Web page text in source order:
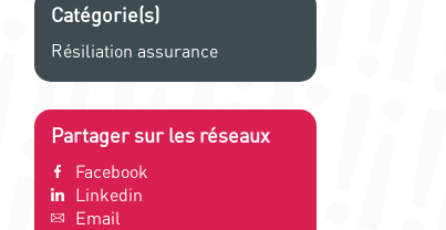
Catégorie(s)
Résiliation assurance
Partager sur les réseaux
Facebook
Linkedin
Email